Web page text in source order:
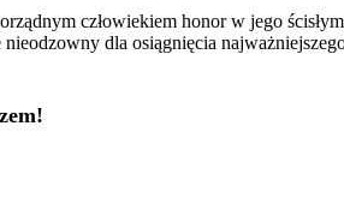
człowiekiem honor w jego
dla osiągnięcia